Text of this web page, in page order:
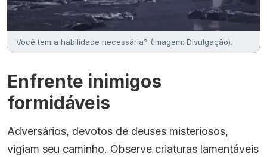
Você tem a habilidade necessária? (Imagem: Divulgação).
Enfrente inimigos
formidáveis
Adversários, devotos de deuses misteriosos,
vigiam seu caminho. Observe criaturas lamentáveis